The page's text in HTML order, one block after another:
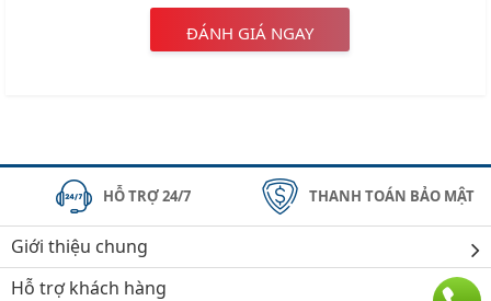
ĐÁNH GIÁ NGAY
HỖ TRỢ 24/7 THANH TOÁN BẢO MẬT
Giới thiệu chung
Hỗ trợ khách hàng